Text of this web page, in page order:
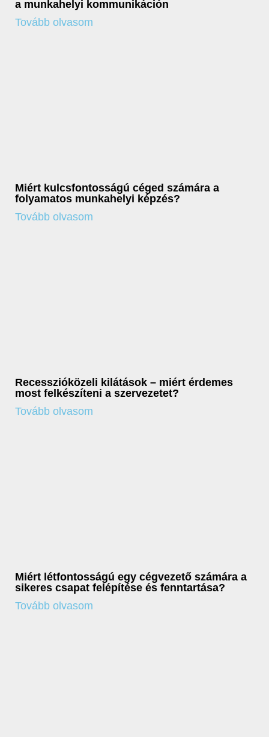
a munkahelyi kommunikáción
Tovább olvasom
Miért kulcsfontosságú céged számára a
folyamatos munkahelyi képzés?
Tovább olvasom
Recesszióközeli kilátások – miért érdemes
most felkészíteni a szervezetet?
Tovább olvasom
Miért létfontosságú egy cégvezető számára a
sikeres csapat felépítése és fenntartása?
Tovább olvasom